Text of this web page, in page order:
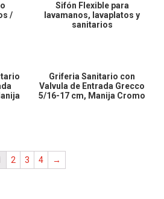
/
Sifón Flexible para
lavamanos, lavaplatos y
sanitarios
Griferia Sanitario con
Valvula de Entrada Grecco
5/16-17 cm, Manija Cromo
2 3 4 →